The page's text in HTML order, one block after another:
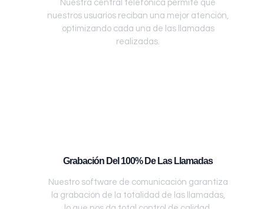
Nuestra central telefónica permite que
nuestros usuarios reciban una mejor atención,
optimizando cada una de las llamadas
realizadas.
Grabación Del 100% De Las Llamadas
Nuestro software de comunicación garantiza
la grabación de la totalidad de las llamadas,